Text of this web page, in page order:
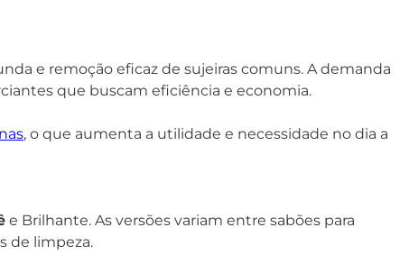
e remoção eficaz de sujeiras comuns. A demanda
que buscam eficiência e economia.
, o que aumenta a utilidade e necessidade no dia a
e Brilhante. As versões variam entre sabões para
de limpeza.